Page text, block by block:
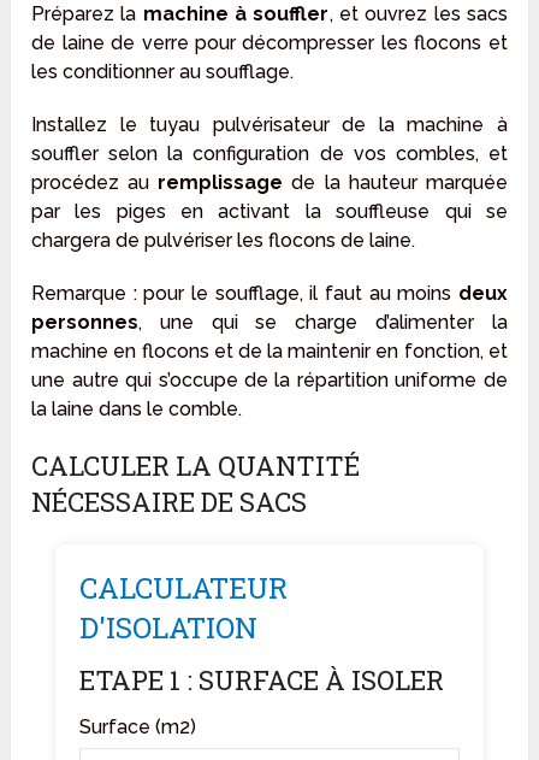
Préparez la machine à souffler, et ouvrez les sacs
de laine de verre pour décompresser les flocons et
les conditionner au soufflage.
Installez le tuyau pulvérisateur de la machine à
souffler selon la configuration de vos combles, et
procédez au remplissage de la hauteur marquée
par les piges en activant la souffleuse qui se
chargera de pulvériser les flocons de laine.
Remarque : pour le soufflage, il faut au moins deux
personnes, une qui se charge d’alimenter la
machine en flocons et de la maintenir en fonction, et
une autre qui s’occupe de la répartition uniforme de
la laine dans le comble.
CALCULER LA QUANTITÉ
NÉCESSAIRE DE SACS
CALCULATEUR
D'ISOLATION
ETAPE 1 : SURFACE À ISOLER
Surface (m2)